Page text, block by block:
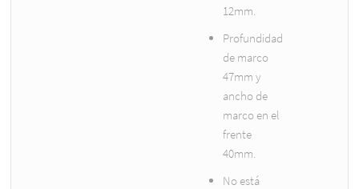
12mm.
Profundidad
de marco
47mm y
ancho de
marco en el
frente
40mm.
No está